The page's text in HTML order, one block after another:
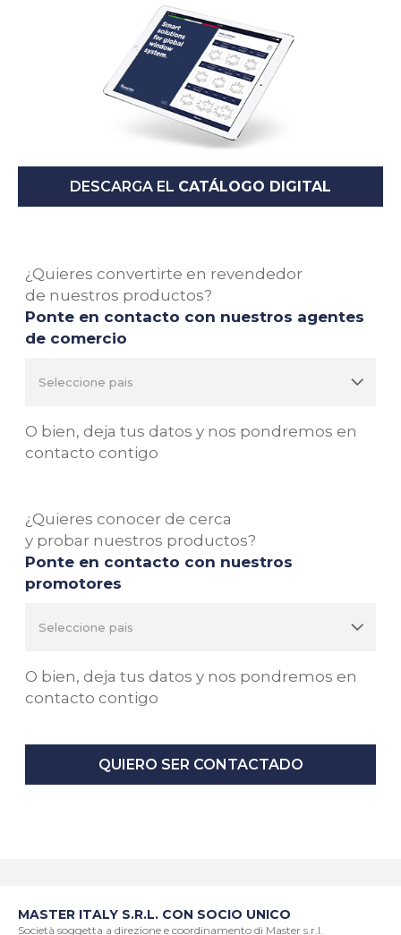
DESCARGA EL CATÁLOGO DIGITAL
¿Quieres convertirte en revendedor
de nuestros productos?
Ponte en contacto con nuestros agentes
de comercio
O bien, deja tus datos y nos pondremos en
contacto contigo
¿Quieres conocer de cerca
y probar nuestros productos?
Ponte en contacto con nuestros
promotores
O bien, deja tus datos y nos pondremos en
contacto contigo
QUIERO SER CONTACTADO
MASTER ITALY S.R.L. CON SOCIO UNICO
Società soggetta a direzione e coordinamento di Master s.r.l.